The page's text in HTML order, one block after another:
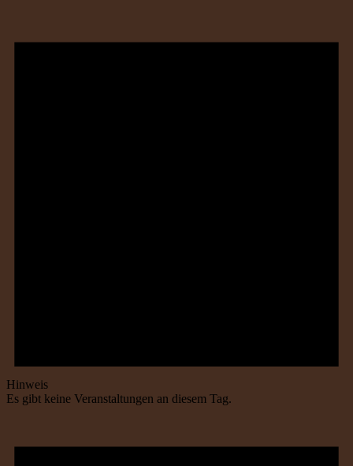
Hinweis
Es gibt keine Veranstaltungen an diesem Tag.